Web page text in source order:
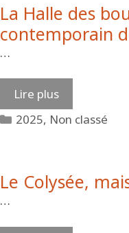
La Halle des
contemporain
…
Lire plus
Catégories
2025, Non classé
Le Colysée,
…